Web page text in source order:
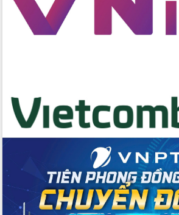
Đắk Lắk định vị thương hiệu du lịch
“Biển – Rừng – Cà phê” trong không
gian phát triển mới
triển trong lĩnh vực văn hóa, du lịch
Công bố quyết định của Ban Thường
vụ Tỉnh ủy về công tác cán bộ.
Thủ tướng Phạm Minh Chính: Khẩn
trương tái thiết cuộc sống người dân
Tập trung nâng cao chất lượng, tổ
chức sản xuất sầu riêng theo hướng
bền vững